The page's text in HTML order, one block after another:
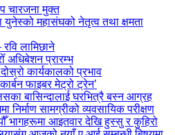
चारजना मुक्त
महासंघको नेतृत्व तथा क्षमता
लामिछाने
अधिबेशन प्रारम्भ
कार्यकालको प्रभाव
फाइबर मेट्रो ट्रेन’
बासिन्दालाई घरभित्रै बस्न आग्रह
निर्माण सामग्रीको व्यवसायिक परीक्षण
भागहरूमा आइतवार देखि हुस्सु र कुहिरो